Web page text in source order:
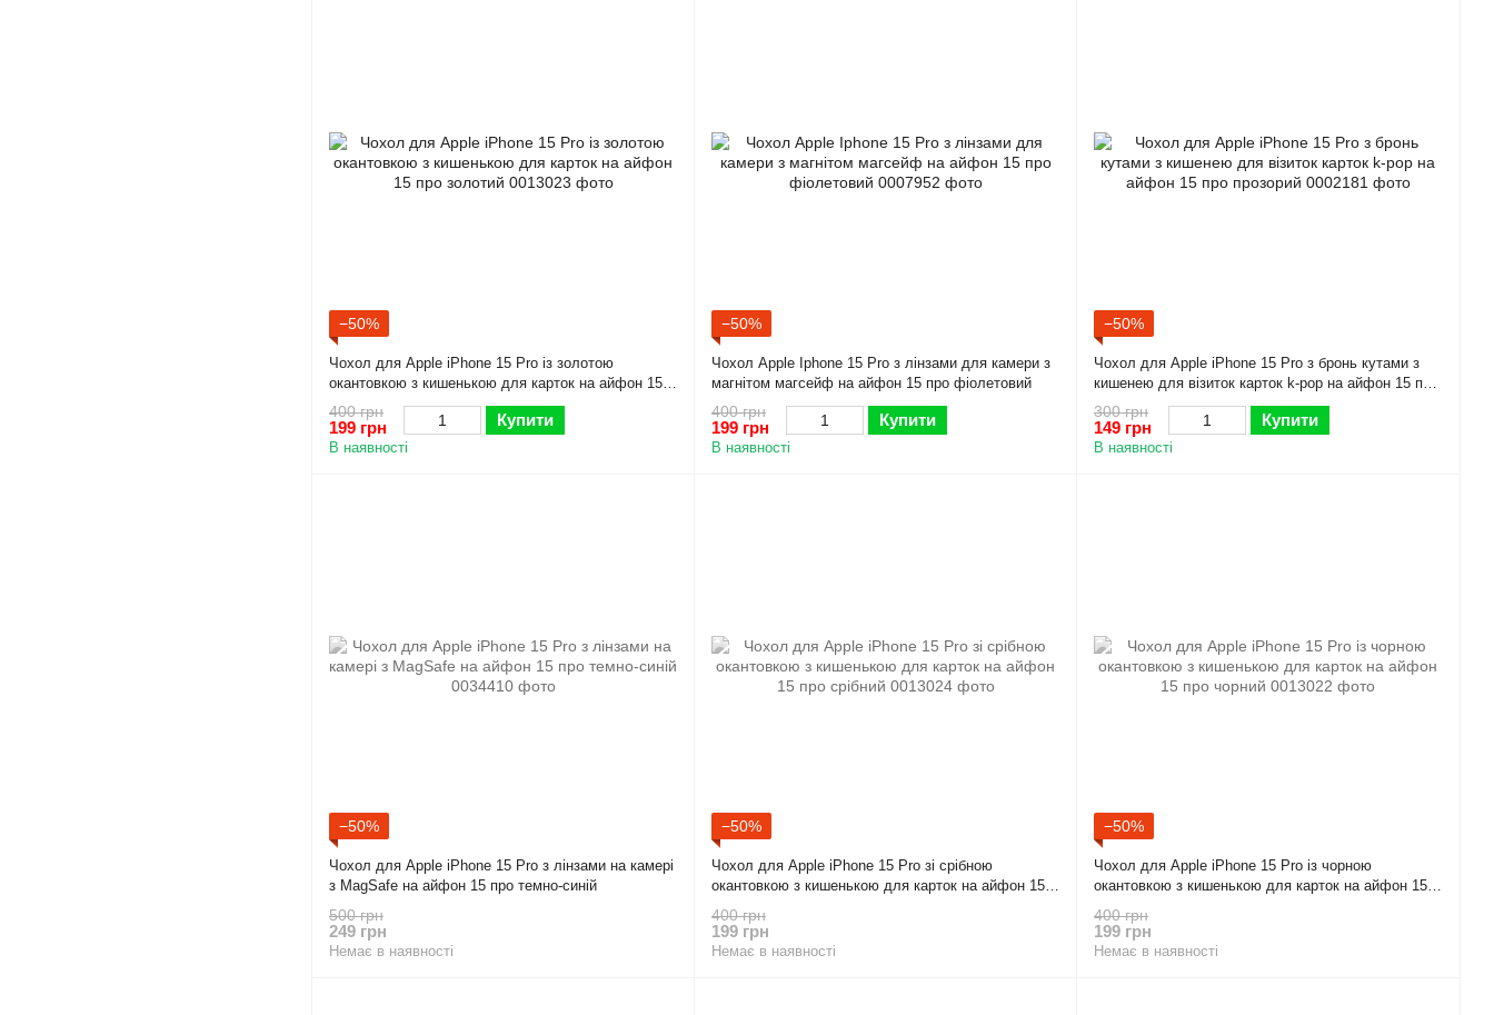
−50%
Чохол для Apple iPhone 15 Pro із золотою
окантовкою з кишенькою для карток на айфон 15
про золотий
400 грн
199 грн Купити
В наявності
−50%
Чохол Apple Iphone 15 Pro з лінзами для камери з
магнітом магсейф на айфон 15 про фіолетовий
400 грн
199 грн Купити
В наявності
−50%
Чохол для Apple iPhone 15 Pro з бронь кутами з
кишенею для візиток карток k-pop на айфон 15 про
прозорий
300 грн
149 грн Купити
В наявності
−50%
Чохол для Apple iPhone 15 Pro з лінзами на камері
з MagSafe на айфон 15 про темно-синій
500 грн
249 грн
Немає в наявності
−50%
Чохол для Apple iPhone 15 Pro зі срібною
окантовкою з кишенькою для карток на айфон 15
про срібний
400 грн
199 грн
Немає в наявності
−50%
Чохол для Apple iPhone 15 Pro із чорною
окантовкою з кишенькою для карток на айфон 15
про чорний
400 грн
199 грн
Немає в наявності